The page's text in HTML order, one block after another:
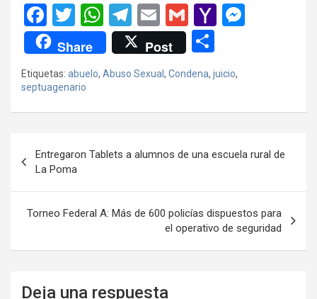
F
a
ce
b
o
k
T
wi
tt
er
W
h
at
s
A
p
T
el
e
gr
a
E
m
ail
G
m
ail
Y
o
o
ail
g
Share Post
o
m
p
tir
Etiquetas: abuelo, Abuso Sexual , Condena, juicio,
septuagenario
de
entradas
Entregaron Tablets a alumnos de una escuela rural de
La Poma
Torneo Federal A: Más de 600 policías dispuestos para
el operativo de seguridad
Deja una respuesta